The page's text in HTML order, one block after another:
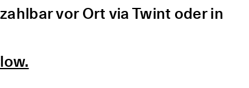
vor Ort via Twint oder in